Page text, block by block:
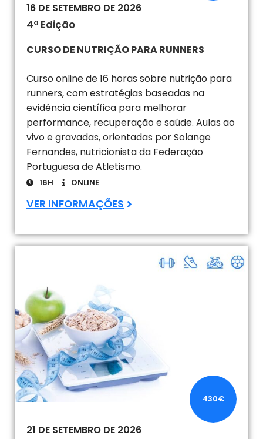
16 DE SETEMBRO DE 2026
4ª Edição
CURSO DE NUTRIÇÃO PARA RUNNERS
Curso online de 16 horas sobre nutrição para
runners, com estratégias baseadas na
evidência científica para melhorar
performance, recuperação e saúde. Aulas ao
vivo e gravadas, orientadas por Solange
Fernandes, nutricionista da Federação
Portuguesa de Atletismo.
16H ONLINE
VER INFORMAÇÕES
430€
21 DE SETEMBRO DE 2026